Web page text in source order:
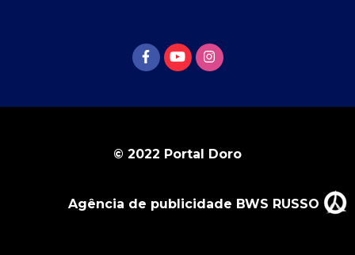
© 2022 Portal Doro
Agência de publicidade BWS RUSSO